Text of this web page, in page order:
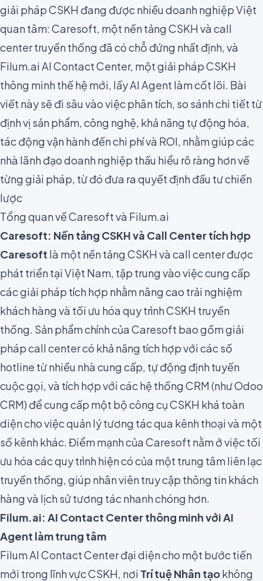
giải pháp CSKH đang được nhiều doanh nghiệp Việt
quan tâm: Caresoft, một nền tảng CSKH và call
center truyền thống đã có chỗ đứng nhất định, và
Filum.ai AI Contact Center, một giải pháp CSKH
thông minh thế hệ mới, lấy AI Agent làm cốt lõi. Bài
viết này sẽ đi sâu vào việc phân tích, so sánh chi tiết từ
định vị sản phẩm, công nghệ, khả năng tự động hóa,
tác động vận hành đến chi phí và ROI, nhằm giúp các
nhà lãnh đạo doanh nghiệp thấu hiểu rõ ràng hơn về
từng giải pháp, từ đó đưa ra quyết định đầu tư chiến
lược
Tổng quan về Caresoft và Filum.ai
Caresoft: Nền tảng CSKH và Call Center tích hợp
Caresoft là một nền tảng CSKH và call center được
phát triển tại Việt Nam, tập trung vào việc cung cấp
các giải pháp tích hợp nhằm nâng cao trải nghiệm
khách hàng và tối ưu hóa quy trình CSKH truyền
thống. Sản phẩm chính của Caresoft bao gồm giải
pháp call center có khả năng tích hợp với các số
hotline từ nhiều nhà cung cấp, tự động định tuyến
cuộc gọi, và tích hợp với các hệ thống CRM (như Odoo
CRM) để cung cấp một bộ công cụ CSKH khá toàn
diện cho việc quản lý tương tác qua kênh thoại và một
số kênh khác. Điểm mạnh của Caresoft nằm ở việc tối
ưu hóa các quy trình hiện có của một trung tâm liên lạc
truyền thống, giúp nhân viên truy cập thông tin khách
hàng và lịch sử tương tác nhanh chóng hơn.
Filum.ai: AI Contact Center thông minh với AI
Agent làm trung tâm
Filum AI Contact Center đại diện cho một bước tiến
mới trong lĩnh vực CSKH, nơi Trí tuệ Nhân tạokhông